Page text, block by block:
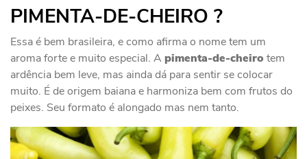
PIMENTA-DE-CHEIRO ?️
Essa é bem brasileira, e como afirma o nome tem um
aroma forte e muito especial. A pimenta-de-cheiro tem
ardência bem leve, mas ainda dá para sentir se colocar
muito. É de origem baiana e harmoniza bem com frutos do
peixes. Seu formato é alongado mas nem tanto.